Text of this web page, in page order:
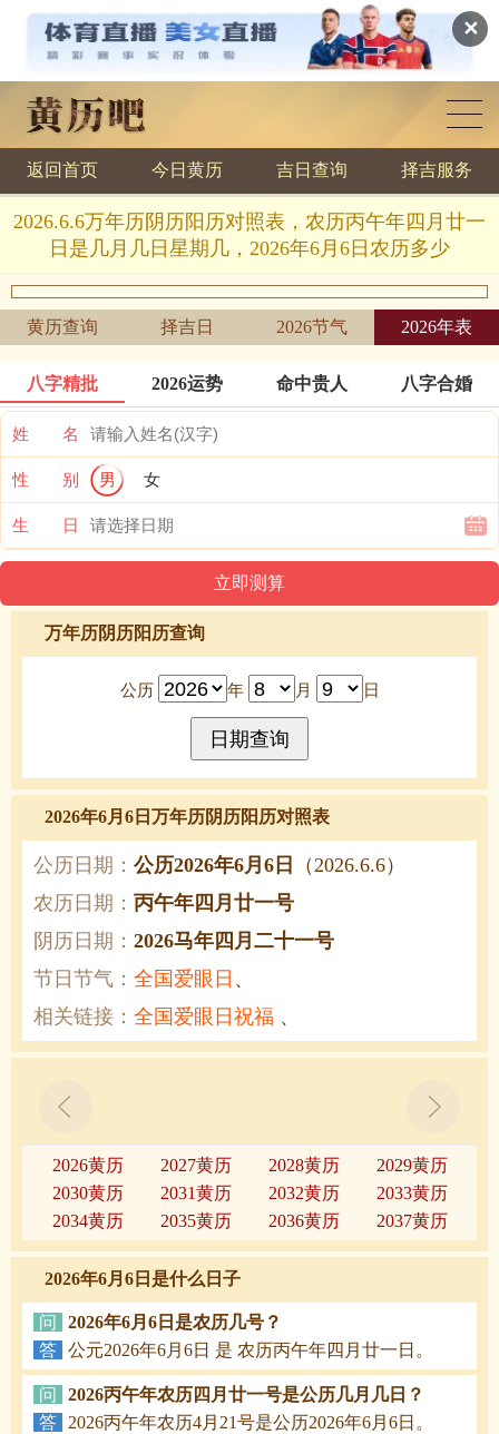
✕
黄历查询
返回首页 今日黄历 吉日查询 择吉服务
2026.6.6万年历阴历阳历对照表，农历丙午年四月廿一
日是几月几日星期几，2026年6月6日农历多少
黄历查询 择吉日 2026节气 2026年表
八字精批 2026运势 命中贵人 八字合婚
姓 名
性 别 男 女
生 日
万年历阴历阳历查询
公历 年 月 日
2026年6月6日万年历阴历阳历对照表
公历日期： 公历2026年6月6日
（2026.6.6）
农历日期： 丙午年四月廿一号
阴历日期： 2026马年四月二十一号
节日节气： 全国爱眼日 、
相关链接： 全国爱眼日祝福 、
2026黄历 2027黄历 2028黄历
2029黄历
2030黄历
2031黄历 2032黄历
2033黄历
2034黄历
2035黄历 2036黄历 2037黄历
2026年6月6日是什么日子
问
2026年6月6日是农历几号？
答 公元2026年6月6日 是 农历丙午年四月廿一日。
问
2026丙午年农历四月廿一号是公历几月几日？
答
2026丙午年农历4月21号是公历2026年6月6日。